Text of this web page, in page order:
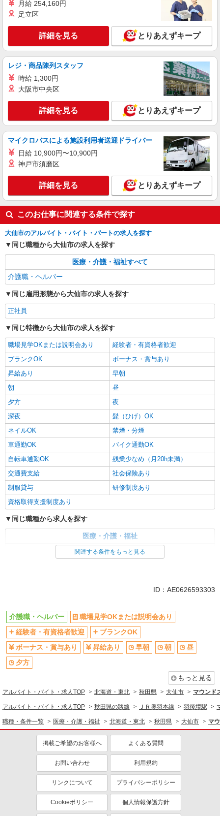
月給 254,160円
足立区
詳細を見る とりあえずキープ
レジ・商品陳列スタッフ
時給 1,300円
大阪市中央区
詳細を見る とりあえずキープ
マイクロバスによる施設利用者送迎ドライバー
日給 10,900円〜10,900円
神戸市須磨区
詳細を見る とりあえずキープ
このお仕事に関連する条件で探す
大仙市のアルバイト・バイト・パートの求人を探す
同じ職種から大仙市の求人を探す
医療・介護・福祉すべて
介護職・ヘルパー
同じ雇用形態から大仙市の求人を探す
正社員
同じ特徴から大仙市の求人を探す
職場見学OKまたは説明会あり
経験者・有資格者歓迎
ブランクOK
ボーナス・賞与あり
昇給あり
早朝
朝
昼
夕方
夜
深夜
髭（ひげ）OK
ネイルOK
禁煙・分煙
車通勤OK
バイク通勤OK
自転車通勤OK
残業少なめ（月20h未満）
交通費支給
社会保険あり
制服貸与
研修制度あり
資格取得支援制度あり
同じ職種から求人を探す
医療・介護・福祉
社会保険あり
関連する条件をもっと見る
ID：AE0626593303
介護職・ヘルパー
職場見学OKまたは説明会あり
経験者・有資格者歓迎
ブランクOK
ボーナス・賞与あり
昇給あり 早朝 朝
昼
夕方
もっと見る
アルバイト・バイト・求人TOP 北海道・東北 秋田県 大仙市 マウンド
アルバイト・バイト・求人TOP 秋田県の路線 ＪＲ奥羽本線 羽後境駅
職種・条件一覧 医療・介護・福祉 北海道・東北 秋田県 大仙市 マ
掲載ご希望のお客様へ よくある質問
お問い合わせ 利用規約
リンクについて プライバシーポリシー
Cookieポリシー 個人情報保護方針